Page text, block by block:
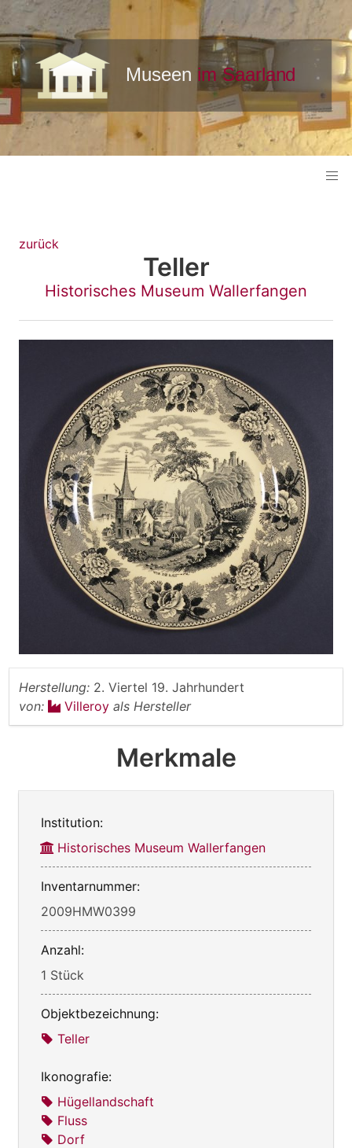
zurück
Teller
Historisches Museum Wallerfangen
Herstellung: 2. Viertel 19. Jahrhundert
von:
Villeroy als Hersteller
Merkmale
Institution:
Historisches Museum Wallerfangen
Inventarnummer:
2009HMW0399
Anzahl:
1 Stück
Objektbezeichnung:
Teller
Ikonografie:
Hügellandschaft
Fluss
Dorf